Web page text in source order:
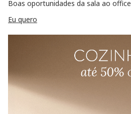
Boas oportunidades da sala ao office
Eu quero